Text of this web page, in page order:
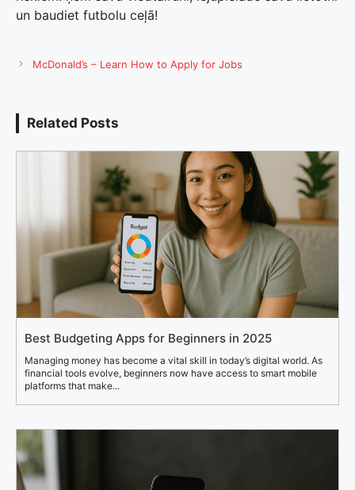
un baudiet futbolu ceļā!
McDonald’s – Learn How to Apply for Jobs
Related Posts
Best Budgeting Apps for Beginners in 2025
Managing money has become a vital skill in today’s digital world. As
financial tools evolve, beginners now have access to smart mobile
platforms that make...